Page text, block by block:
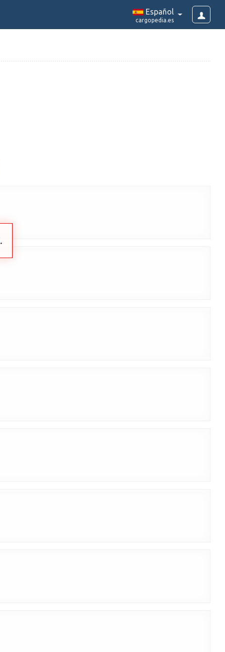
Español
cargopedia.es
.